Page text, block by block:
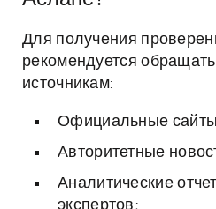
Для получения
рекомендуется
источникам:
Официальные
Авторитетные
Аналитические
экспертов;